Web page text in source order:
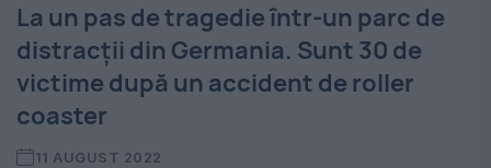
La un pas de tragedie într-un parc de
distracții din Germania. Sunt 30 de
victime după un accident de roller
coaster
11 AUGUST 2022